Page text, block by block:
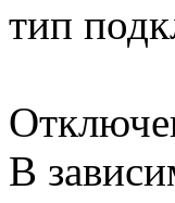
тип
В